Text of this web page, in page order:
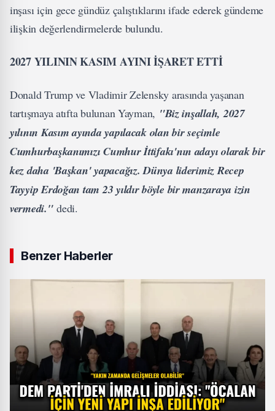
inşası için gece gündüz çalıştıklarını ifade ederek gündeme
ilişkin değerlendirmelerde bulundu.
2027 YILININ KASIM AYINI İŞARET ETTİ
Donald Trump ve Vladimir Zelensky arasında yaşanan
tartışmaya atıfta bulunan Yayman, "Biz inşallah, 2027
yılının Kasım ayında yapılacak olan bir seçimle
Cumhurbaşkanımızı Cumhur İttifakı'nın adayı olarak bir
kez daha 'Başkan' yapacağız. Dünya liderimiz Recep
Tayyip Erdoğan tam 23 yıldır böyle bir manzaraya izin
vermedi."dedi.
Benzer Haberler